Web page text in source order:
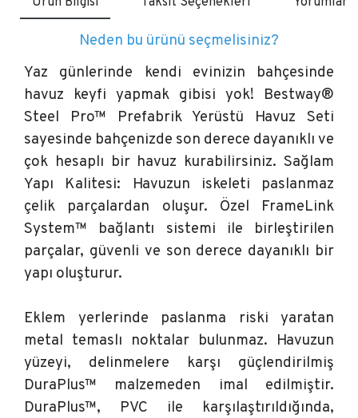
Neden bu ürünü seçmelisiniz?
Yaz günlerinde kendi evinizin bahçesinde
havuz keyfi yapmak gibisi yok! Bestway®
Steel Pro™ Prefabrik Yerüstü Havuz Seti
sayesinde bahçenizde son derece dayanıklı ve
çok hesaplı bir havuz kurabilirsiniz. Sağlam
Yapı Kalitesi: Havuzun iskeleti paslanmaz
çelik parçalardan oluşur. Özel FrameLink
System™ bağlantı sistemi ile birleştirilen
parçalar, güvenli ve son derece dayanıklı bir
yapı oluşturur.
Eklem yerlerinde paslanma riski yaratan
metal temaslı noktalar bulunmaz. Havuzun
yüzeyi, delinmelere karşı güçlendirilmiş
DuraPlus™ malzemeden imal edilmiştir.
DuraPlus™, PVC ile karşılaştırıldığında,